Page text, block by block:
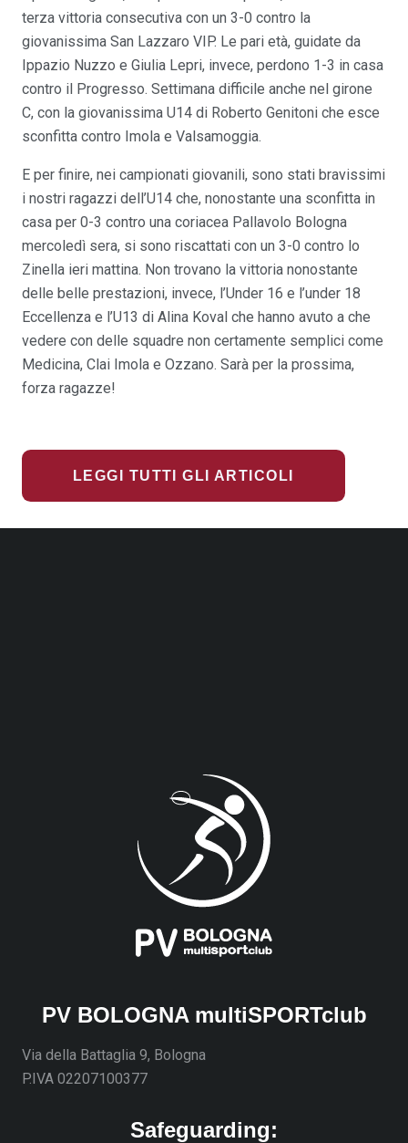
terza vittoria consecutiva con un 3-0 contro la
giovanissima San Lazzaro VIP. Le pari età, guidate da
Ippazio Nuzzo e Giulia Lepri, invece, perdono 1-3 in casa
contro il Progresso. Settimana difficile anche nel girone
C, con la giovanissima U14 di Roberto Genitoni che esce
sconfitta contro Imola e Valsamoggia.
E per finire, nei campionati giovanili, sono stati bravissimi
i nostri ragazzi dell’U14 che, nonostante una sconfitta in
casa per 0-3 contro una coriacea Pallavolo Bologna
mercoledì sera, si sono riscattati con un 3-0 contro lo
Zinella ieri mattina. Non trovano la vittoria nonostante
delle belle prestazioni, invece, l’Under 16 e l’under 18
Eccellenza e l’U13 di Alina Koval che hanno avuto a che
vedere con delle squadre non certamente semplici come
Medicina, Clai Imola e Ozzano. Sarà per la prossima,
forza ragazze!
LEGGI TUTTI GLI ARTICOLI
PV BOLOGNA multiSPORTclub
Via della Battaglia 9, Bologna
P.IVA 02207100377
Safeguarding: